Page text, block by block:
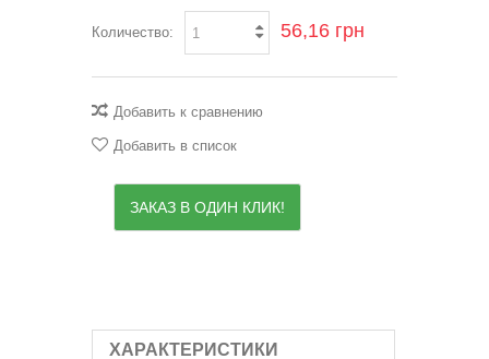
Количество: 56,16 грн
Добавить к сравнению
Добавить в список
ЗАКАЗ В ОДИН КЛИК!
ХАРАКТЕРИСТИКИ